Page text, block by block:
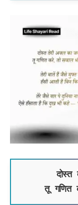
तू गणित